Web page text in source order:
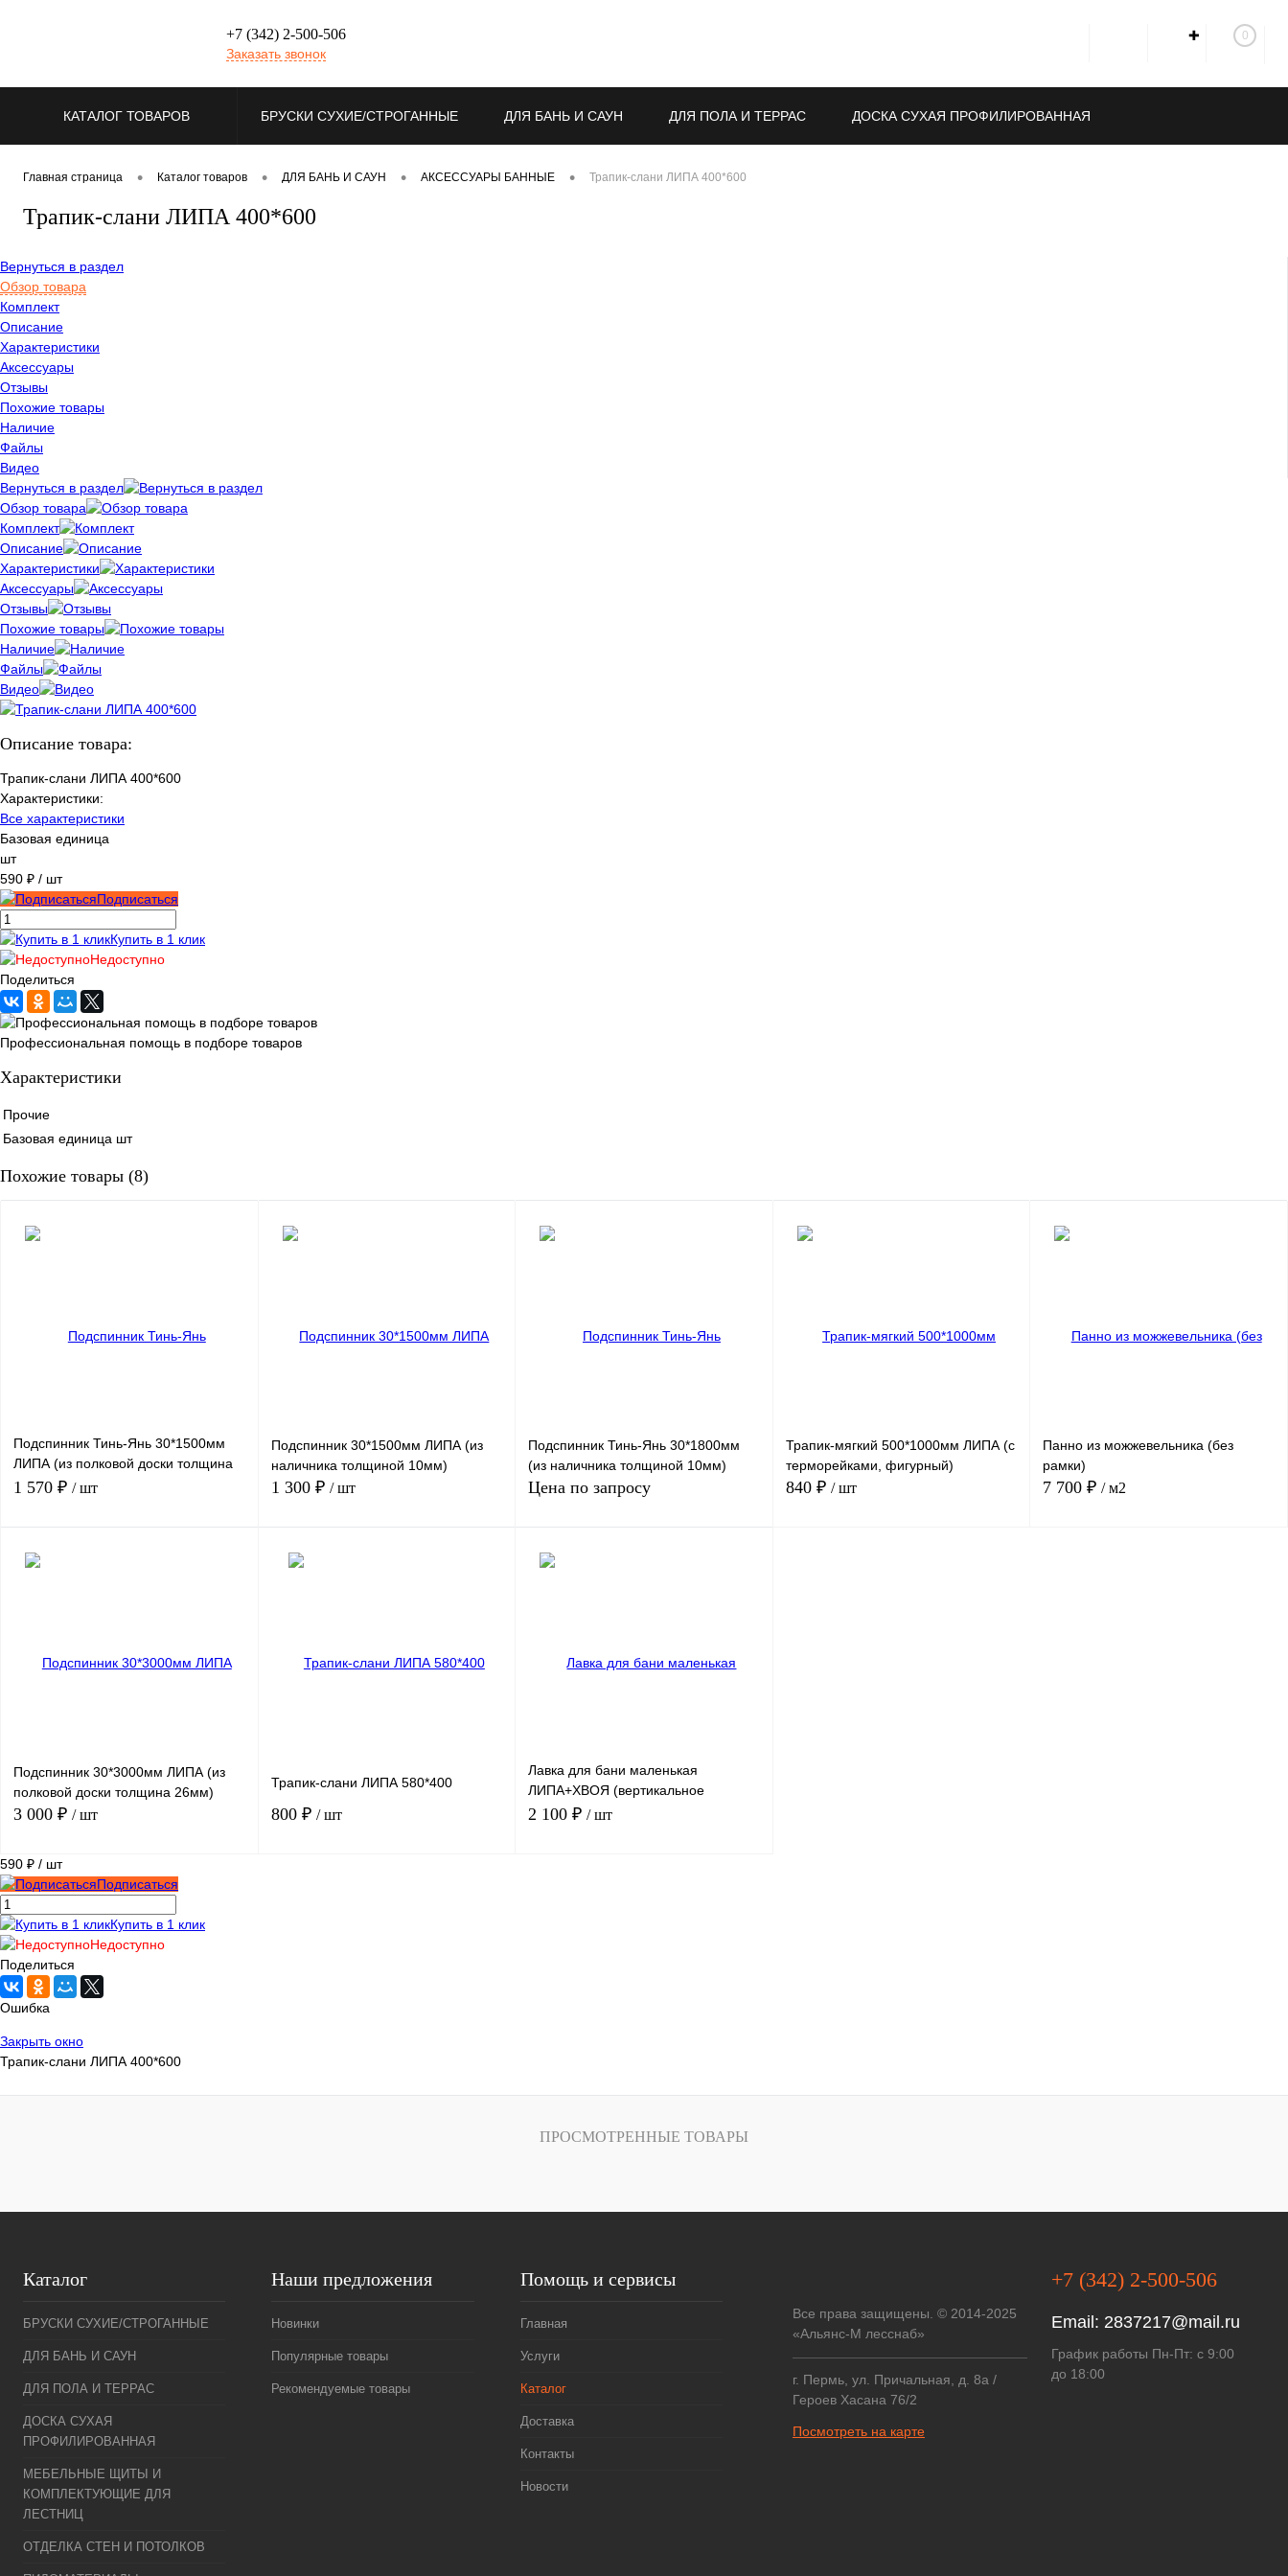
+7 (342) 2-500-506
Заказать звонок
✚ 0
КАТАЛОГ ТОВАРОВ БРУСКИ СУХИЕ/СТРОГАННЫЕ ДЛЯ БАНЬ И САУН ДЛЯ ПОЛА И ТЕРРАС ДОСКА СУХАЯ ПРОФИЛИРОВАННАЯ
МЕБЕЛЬНЫЕ ЩИТЫ И КОМПЛЕКТУЮЩИЕ ДЛЯ ЛЕСТНИЦ ОТДЕЛКА СТЕН И ПОТОЛКОВ
Главная страница • Каталог товаров • ДЛЯ БАНЬ И САУН • АКСЕССУАРЫ БАННЫЕ • Трапик-слани ЛИПА 400*600
Трапик-слани ЛИПА 400*600
Вернуться в раздел
Обзор товара
Комплект
Описание
Характеристики
Аксессуары
Отзывы
Похожие товары
Наличие
Файлы
Видео
Вернуться в раздел
Обзор товара
Комплект
Описание
Характеристики
Аксессуары
Отзывы
Похожие товары
Наличие
Файлы
Видео
Описание товара:
Трапик-слани ЛИПА 400*600
Характеристики:
Все характеристики
Базовая единица
шт
590 ₽ / шт
Подписаться
Купить в 1 клик
Недоступно
Поделиться
Профессиональная помощь в подборе товаров
Характеристики
Прочие
Базовая единица шт
Похожие товары (8)
Подспинник Тинь-Янь 30*1500мм
ЛИПА (из полковой доски толщина
26мм
1 570 ₽ / шт
наличии
Подспинник 30*1500мм ЛИПА (из
наличника толщиной 10мм)
1 300 ₽ / шт
наличии
Подспинник Тинь-Янь 30*1800мм
(из наличника толщиной 10мм)
Цена по запросу
Трапик-мягкий 500*1000мм ЛИПА (с
терморейками, фигурный)
840 ₽ / шт
Панно из можжевельника (без
рамки)
7 700 ₽/ м2
Подспинник 30*3000мм ЛИПА (из
полковой доски толщина 26мм)
3 000 ₽ / шт
В корзину
Купить в 1 клик Сравнение
В избранное
Трапик-слани ЛИПА 580*400
800 ₽ / шт
Лавка для бани маленькая
ЛИПА+ХВОЯ (вертикальное
направление)
2 100 ₽/ шт
590 ₽ / шт
Подписаться
Купить в 1 клик
Недоступно
Поделиться
Ошибка
Закрыть окно
Трапик-слани ЛИПА 400*600
ПРОСМОТРЕННЫЕ ТОВАРЫ
Каталог
БРУСКИ СУХИЕ/СТРОГАННЫЕ
ДЛЯ БАНЬ И САУН
ДЛЯ ПОЛА И ТЕРРАС
ДОСКА СУХАЯ
ПРОФИЛИРОВАННАЯ
МЕБЕЛЬНЫЕ ЩИТЫ И
КОМПЛЕКТУЮЩИЕ ДЛЯ
ЛЕСТНИЦ
ОТДЕЛКА СТЕН И ПОТОЛКОВ
Наши предложения
Новинки
Популярные товары
Рекомендуемые товары
Помощь и сервисы
Главная
Услуги
Каталог
Доставка
Контакты
Новости
Все права защищены. © 2014-2025
«Альянс-М лесснаб»
г. Пермь, ул. Причальная, д. 8а /
Героев Хасана 76/2
Посмотреть на карте
+7 (342) 2-500-506
Email: 2837217@mail.ru
График работы Пн-Пт: с 9:00
до 18:00